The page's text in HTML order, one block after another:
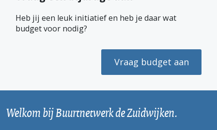
Heb jij een leuk initiatief en heb je daar wat
budget voor nodig?
Vraag budget aan
Welkom bij Buurtnetwerk de Zuidwijken.